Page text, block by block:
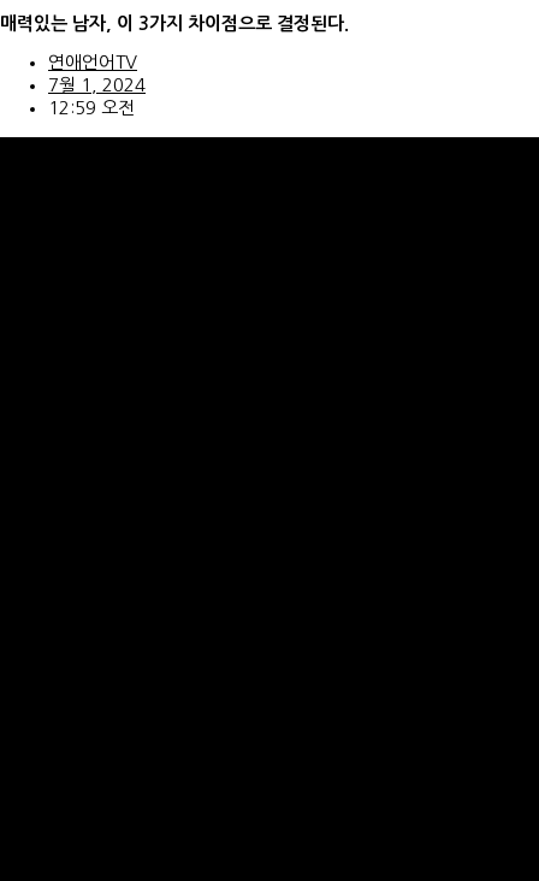
콘
텐
매력있는 남자, 이 3가지 차이점으로 결정된다.
연애언어TV
7월 1, 2024
12:59 오전